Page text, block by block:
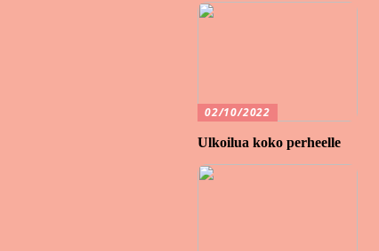
02/10/2022
Ulkoilua koko perheelle